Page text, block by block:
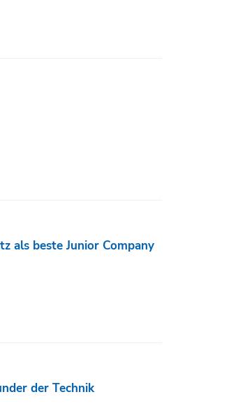
als beste Junior Company
der Technik